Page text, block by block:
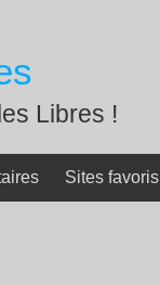
Libres !
Sites favoris